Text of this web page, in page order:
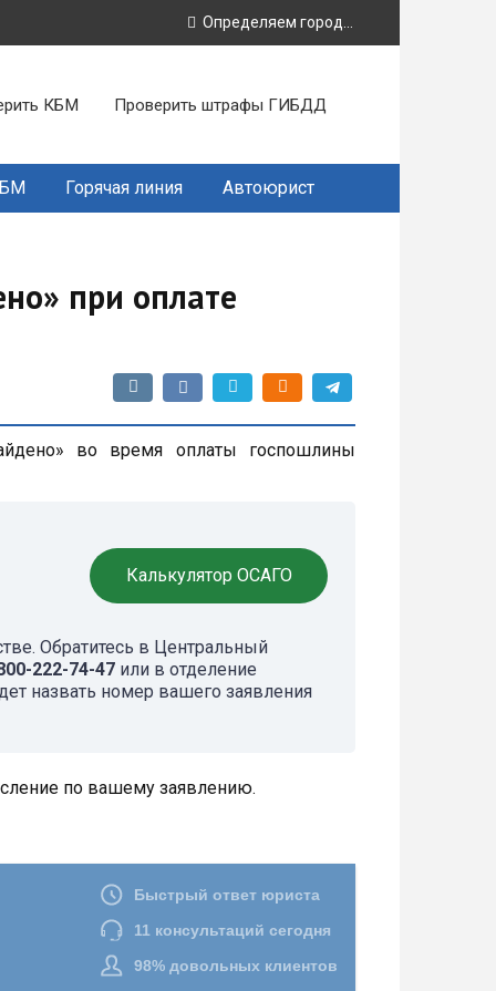
Определяем город...
КБМ Проверить штрафы ГИБДД
Горячая линия Автоюрист
при оплате
во время оплаты госпошлины
Калькулятор ОСАГО
Обратитесь в Центральный
222-74-47 или в отделение
назвать номер вашего заявления
по вашему заявлению.